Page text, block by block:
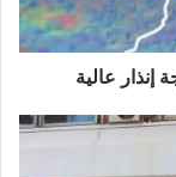
إنذار عالية